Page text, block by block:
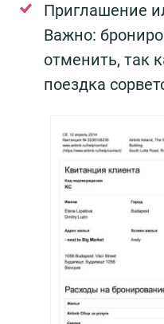
Приглашение
Важно:
отменить, так
поездка